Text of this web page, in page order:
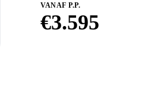
VANAF P.P.
€3.595